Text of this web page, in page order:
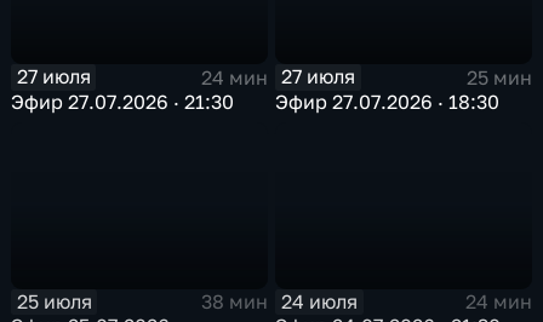
27 июля
24 мин
Эфир 27.07.2026 · 21:30
27 июля
25 мин
Эфир 27.07.2026 · 18:30
25 июля
38 мин
24 июля
24 мин